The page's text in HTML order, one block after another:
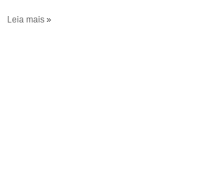
Leia mais »